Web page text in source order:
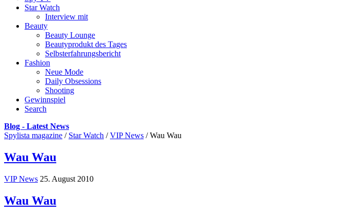
Star Watch
Interview mit
Beauty
Beauty Lounge
Beautyprodukt des Tages
Selbsterfahrungsbericht
Fashion
Neue Mode
Daily Obsessions
Shooting
Gewinnspiel
Search
Blog - Latest News
Spylista magazine / Star Watch / VIP News / Wau Wau
Wau Wau
VIP News 25. August 2010
Wau Wau